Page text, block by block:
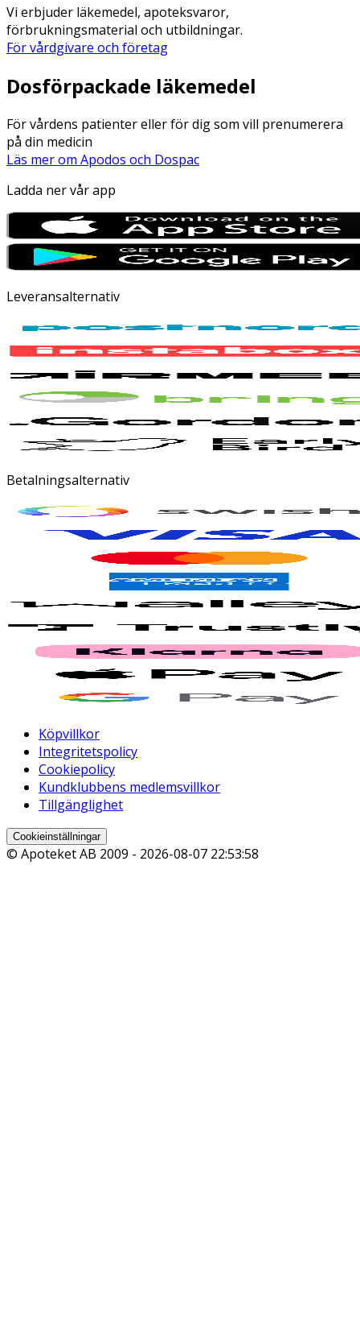
Vi erbjuder läkemedel, apoteksvaror,
förbrukningsmaterial och utbildningar.
För vårdgivare och företag
Dosförpackade läkemedel
För vårdens patienter eller för dig som vill prenumerera
på din medicin
Läs mer om Apodos och Dospac
Ladda ner vår app
Leveransalternativ
Betalningsalternativ
Köpvillkor
Integritetspolicy
Cookiepolicy
Kundklubbens medlemsvillkor
Tillgänglighet
Cookieinställningar
© Apoteket AB 2009 - 2026-08-07 22:53:58